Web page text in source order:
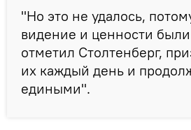
"Но это не удалось,
видение и ценности
отметил Столтенберг,
их каждый день и
едиными".